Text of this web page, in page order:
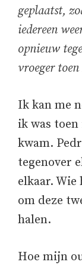
geplaatst,
iedereen
opnieuw
vroeger toen
Ik kan me
ik was
kwam.
tegenover
elkaar.
om deze
halen.
Hoe mijn